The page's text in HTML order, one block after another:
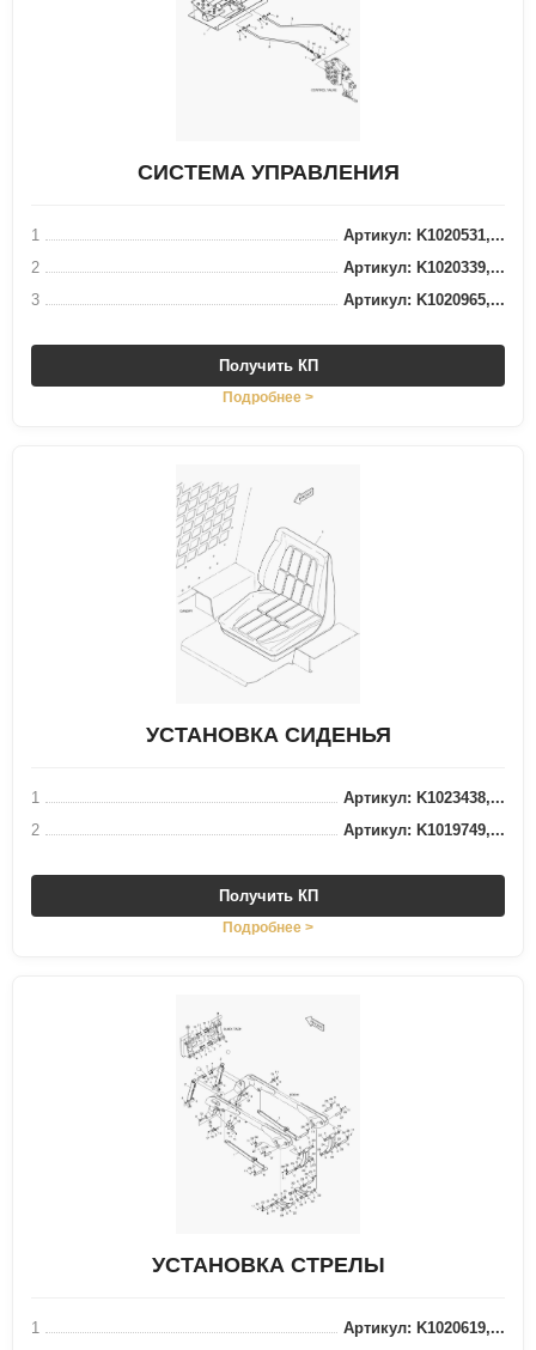
СИСТЕМА УПРАВЛЕНИЯ
1
Артикул: K1020531,...
2
Артикул: K1020339,...
3
Артикул: K1020965,...
Получить КП
Подробнее >
УСТАНОВКА СИДЕНЬЯ
1
Артикул: K1023438,...
2
Артикул: K1019749,...
Получить КП
Подробнее >
УСТАНОВКА СТРЕЛЫ
1
Артикул: K1020619,...